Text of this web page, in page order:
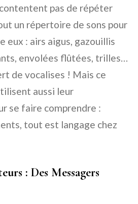
pas de répéter
un répertoire de sons pour
eux : airs aigus, gazouillis
envolées flûtées, trilles…
de vocalises ! Mais ce
aussi leur
se faire comprendre :
tout est langage chez
: Des Messagers